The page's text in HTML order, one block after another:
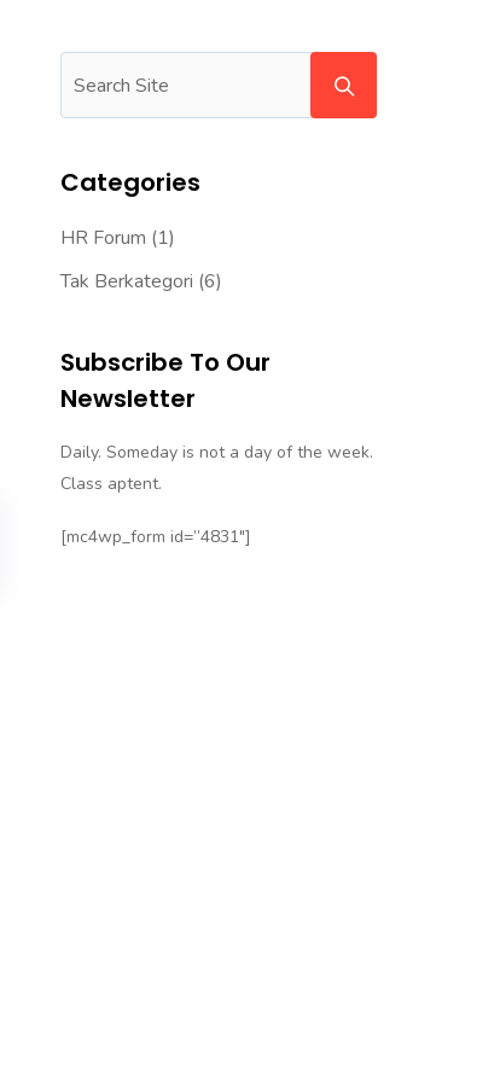
Categories
HR Forum (1)
Tak Berkategori (6)
Subscribe To Our
Newsletter
Daily. Someday is not a day of the week.
Class aptent.
[mc4wp_form id=”4831″]